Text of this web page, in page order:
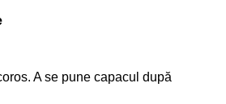
A se pune capacul după